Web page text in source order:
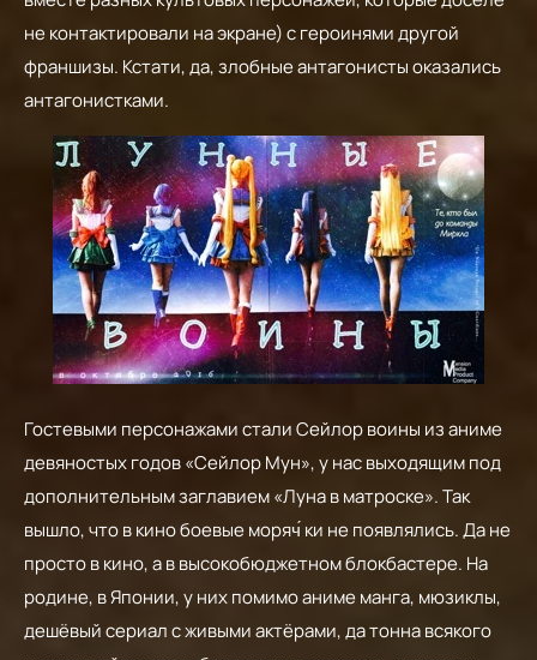
не контактировали на экране) с героинями другой
франшизы. Кстати, да, злобные антагонисты оказались
антагонистками.
Гостевыми персонажами стали Сейлор воины из аниме
девяностых годов «Сейлор Мун», у нас выходящим под
дополнительным заглавием «Луна в матроске». Так
вышло, что в кино боевые моряч́ ки не появлялись. Да не
просто в кино, а в высокобюджетном блокбастере. На
родине, в Японии, у них помимо аниме манга, мюзиклы,
дешёвый сериал с живыми актёрами, да тонна всякого